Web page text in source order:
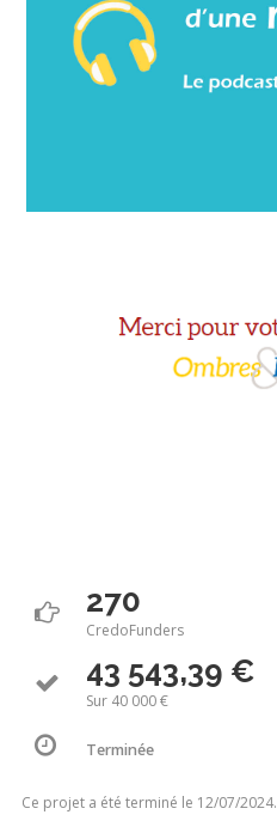
270
CredoFunders
43 543,39 €
Sur 40 000 €
Terminée
Ce projet a été terminé le 12/07/2024.